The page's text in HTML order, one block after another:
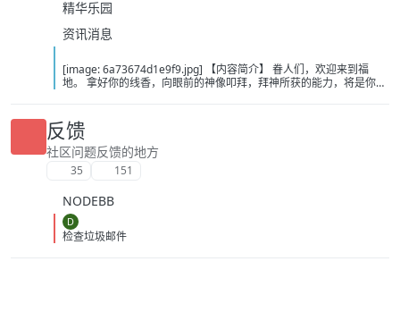
精华乐园
资讯消息
[image: 6a73674d1e9f9.jpg] 【内容简介】 眷人们，欢迎来到福
地。 拿好你的线香，向眼前的神像叩拜，拜神所获的能力，将是你们
悲剧轮回…… 【作者简介】 作者：幻梦猎人，起点中文网作者，代表
作品：《灾厄收容所》《诡异分解指南》《天灾疯人院》《基因收容
所》等 【下载地址】 百度：
https://pan.baidu.com/s/1CTpsB1_Ju5NwzAhO0MvwZQ?pwd=9a1v
夸克：https://pan.quark.cn/s/ffe07719ebb3?pwd=aUYh 移动：
反馈
社区问题反馈的地方
35 151
NODEBB
D
检查垃圾邮件